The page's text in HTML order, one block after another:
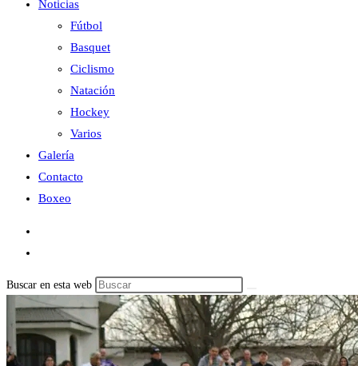
Noticias
Fútbol
Basquet
Ciclismo
Natación
Hockey
Varios
Galería
Contacto
Boxeo
Buscar en esta web